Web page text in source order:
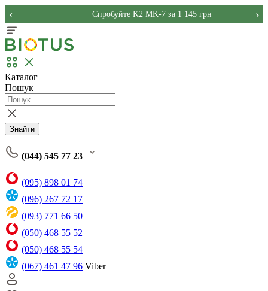
Спробуйте K2 MK-7 за 1 145 грн
‹ ›
Каталог
Пошук
Знайти
(044) 545 77 23
(095) 898 01 74
(096) 267 72 17
(093) 771 66 50
(050) 468 55 52
(050) 468 55 54
(067) 461 47 96 Viber